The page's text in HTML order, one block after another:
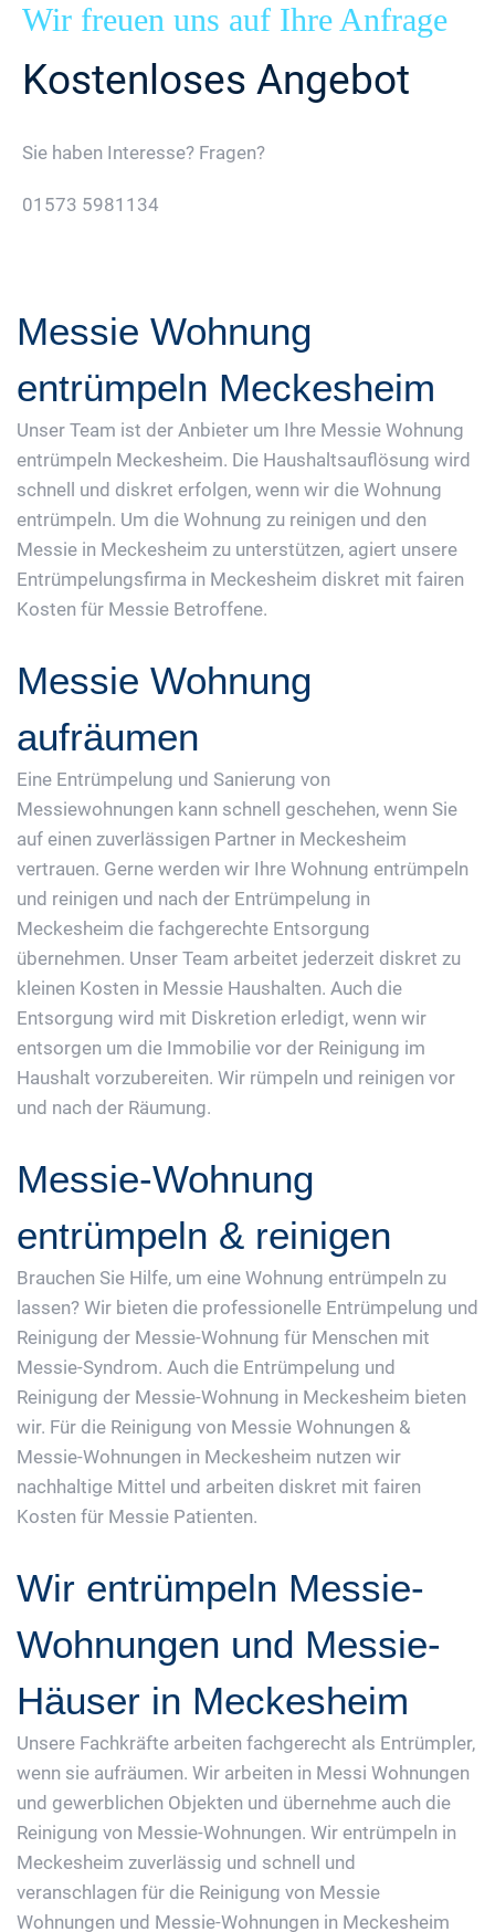
Wir freuen uns auf Ihre Anfrage
Kostenloses Angebot
Sie haben Interesse? Fragen?
01573 5981134
Messie Wohnung
entrümpeln Meckesheim
Unser Team ist der Anbieter um Ihre Messie Wohnung
entrümpeln Meckesheim. Die Haushaltsauflösung wird
schnell und diskret erfolgen, wenn wir die Wohnung
entrümpeln. Um die Wohnung zu reinigen und den
Messie in Meckesheim zu unterstützen, agiert unsere
Entrümpelungsfirma in Meckesheim diskret mit fairen
Kosten für Messie Betroffene.
Messie Wohnung
aufräumen
Eine Entrümpelung und Sanierung von
Messiewohnungen kann schnell geschehen, wenn Sie
auf einen zuverlässigen Partner in Meckesheim
vertrauen. Gerne werden wir Ihre Wohnung entrümpeln
und reinigen und nach der Entrümpelung in
Meckesheim die fachgerechte Entsorgung
übernehmen. Unser Team arbeitet jederzeit diskret zu
kleinen Kosten in Messie Haushalten. Auch die
Entsorgung wird mit Diskretion erledigt, wenn wir
entsorgen um die Immobilie vor der Reinigung im
Haushalt vorzubereiten. Wir rümpeln und reinigen vor
und nach der Räumung.
Messie-Wohnung
entrümpeln & reinigen
Brauchen Sie Hilfe, um eine Wohnung entrümpeln zu
lassen? Wir bieten die professionelle Entrümpelung und
Reinigung der Messie-Wohnung für Menschen mit
Messie-Syndrom. Auch die Entrümpelung und
Reinigung der Messie-Wohnung in Meckesheim bieten
wir. Für die Reinigung von Messie Wohnungen &
Messie-Wohnungen in Meckesheim nutzen wir
nachhaltige Mittel und arbeiten diskret mit fairen
Kosten für Messie Patienten.
Wir entrümpeln Messie-
Wohnungen und Messie-
Häuser in Meckesheim
Unsere Fachkräfte arbeiten fachgerecht als Entrümpler,
wenn sie aufräumen. Wir arbeiten in Messi Wohnungen
und gewerblichen Objekten und übernehme auch die
Reinigung von Messie-Wohnungen. Wir entrümpeln in
Meckesheim zuverlässig und schnell und
veranschlagen für die Reinigung von Messie
Wohnungen und Messie-Wohnungen in Meckesheim